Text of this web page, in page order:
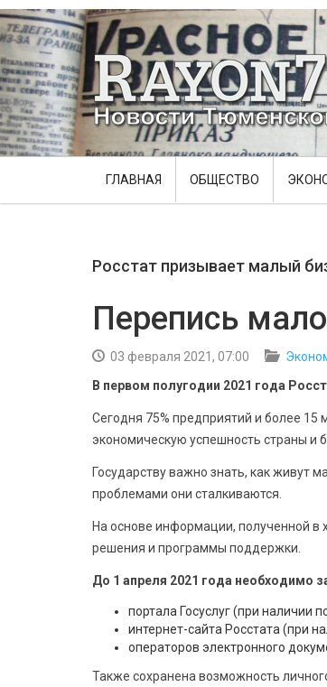
ГЛАВНАЯ ОБЩЕСТВО
Росстат призывает малый
Перепись
03 февраля 2021, 07:00
В первом полугодии 2021 года
Сегодня 75% предприятий и более
экономическую успешность страны и
Государству важно знать, как живут
проблемами они сталкиваются.
На основе информации, полученной в
решения и программы поддержки.
До 1 апреля 2021 года необходимо
портала Госуслуг (при наличии
интернет-сайта Росстата (при
операторов электронного
Также сохранена возможность